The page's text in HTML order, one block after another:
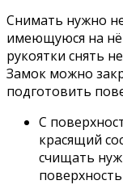
Снимать нужно
имеющуюся на
рукоятки снять
Замок можно
подготовить
С
красящий
счищать